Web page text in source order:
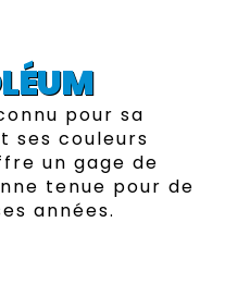
pour sa
ses couleurs
un gage de
tenue pour de
années.